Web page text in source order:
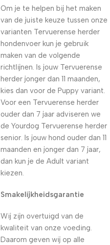
Om je te helpen bij het maken
van de juiste keuze tussen onze
varianten Tervuerense herder
hondenvoer kun je gebruik
maken van de volgende
richtlijnen. Is jouw Tervuerense
herder jonger dan 11 maanden,
kies dan voor de Puppy variant.
Voor een Tervuerense herder
ouder dan 7 jaar adviseren we
de Yourdog Tervuerense herder
senior. Is jouw hond ouder dan 11
maanden en jonger dan 7 jaar,
dan kun je de Adult variant
kiezen.
Smakelijkheidsgarantie
Wij zijn overtuigd van de
kwaliteit van onze voeding.
Daarom geven wij op alle